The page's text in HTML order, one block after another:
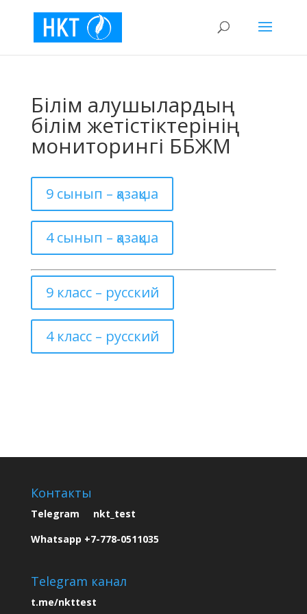
Білім алушылардың
білім жетістіктерінің
мониторингі ББЖМ
9 сынып – қазақша
4 сынып – қазақша
9 класс – русский
4 класс – русский
Контакты
Telegram nkt_test
Whatsapp +7-778-0511035
Telegram канал
t.me/nkttest